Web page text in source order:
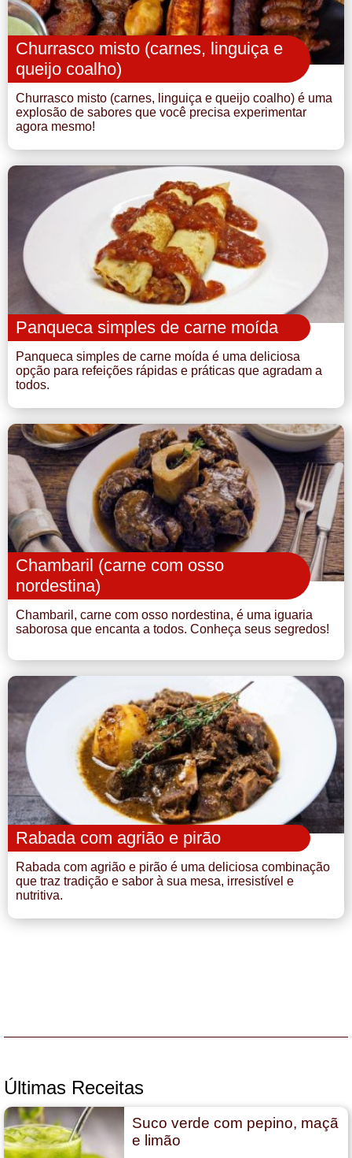
Churrasco misto (carnes, linguiça e
queijo coalho)
Churrasco misto (carnes, linguiça e queijo coalho) é uma
explosão de sabores que você precisa experimentar
agora mesmo!
Panqueca simples de carne moída
Panqueca simples de carne moída é uma deliciosa
opção para refeições rápidas e práticas que agradam a
todos.
Chambaril (carne com osso
nordestina)
Chambaril, carne com osso nordestina, é uma iguaria
saborosa que encanta a todos. Conheça seus segredos!
Rabada com agrião e pirão
Rabada com agrião e pirão é uma deliciosa combinação
que traz tradição e sabor à sua mesa, irresistível e
nutritiva.
Últimas Receitas
Suco verde com pepino, maçã
e limão